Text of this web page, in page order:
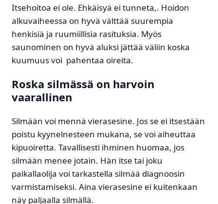
Itsehoitoa ei ole. Ehkäisyä ei tunneta,. Hoidon
alkuvaiheessa on hyvä välttää suurempia
henkisiä ja ruumiillisia rasituksia. Myös
saunominen on hyvä aluksi jättää väliin koska
kuumuus voi pahentaa oireita.
Roska silmässä on harvoin
vaarallinen
Silmään voi mennä vierasesine. Jos se ei itsestään
poistu kyynelnesteen mukana, se voi aiheuttaa
kipuoiretta. Tavallisesti ihminen huomaa, jos
silmään menee jotain. Hän itse tai joku
paikallaolija voi tarkastella silmää diagnoosin
varmistamiseksi. Aina vierasesine ei kuitenkaan
näy paljaalla silmällä.